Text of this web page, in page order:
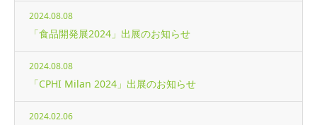
2024.08.08
「食品開発展2024」出展のお知らせ
2024.08.08
「CPHI Milan 2024」出展のお知らせ
2024.02.06